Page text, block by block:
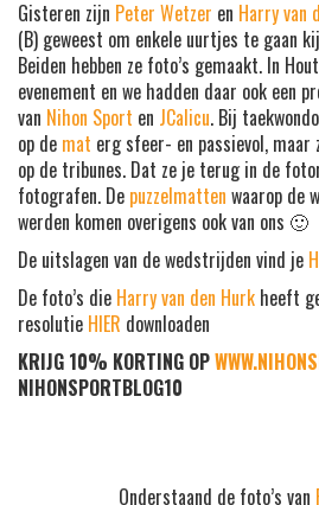
Gisteren zijn Peter Wetzer en Harry van
(B) geweest om enkele uurtjes te gaan
Beiden hebben ze foto’s gemaakt. In
evenement en we hadden daar ook een
van Nihon Sport en JCalicu. Bij
op de mat erg sfeer- en passievol, maar
op de tribunes. Dat ze je terug in de
fotografen. De puzzelmatten waarop de
werden komen overigens ook van ons 🙂
De uitslagen van de wedstrijden vind je
De foto’s die Harry van den Hurk heeft
resolutie HIER downloaden
KRIJG 10% KORTING OP
NIHONSPORTBLOG10
Onderstaand de foto’s van